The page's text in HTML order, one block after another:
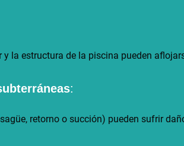
y la estructura de la piscina pueden
:
retorno o succión) pueden sufrir